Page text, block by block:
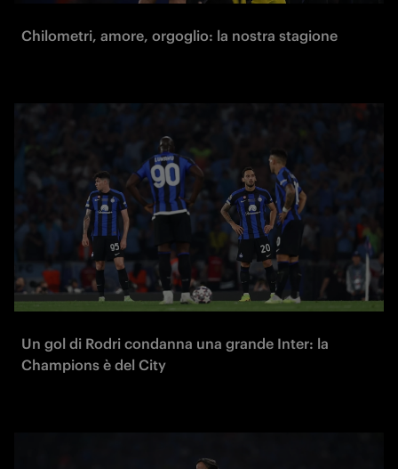
Chilometri, amore, orgoglio: la nostra stagione
Un gol di Rodri condanna una grande Inter: la
Champions è del City